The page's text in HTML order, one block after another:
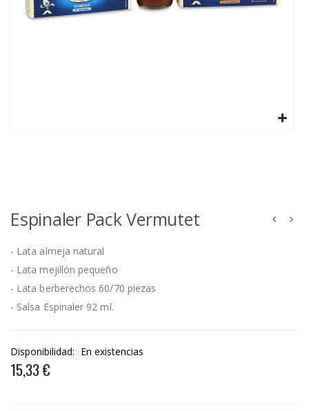
Espinaler Pack Vermutet
- Lata almeja natural
- Lata mejillón pequeño
- Lata berberechos 60/70 piezas
- Salsa Espinaler 92 ml.
Disponibilidad: En existencias
15,33 €